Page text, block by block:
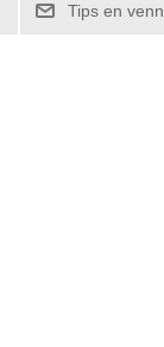
Tips en venn